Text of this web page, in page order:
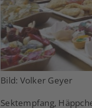
Bild: Volker Geyer
Sektempfang,